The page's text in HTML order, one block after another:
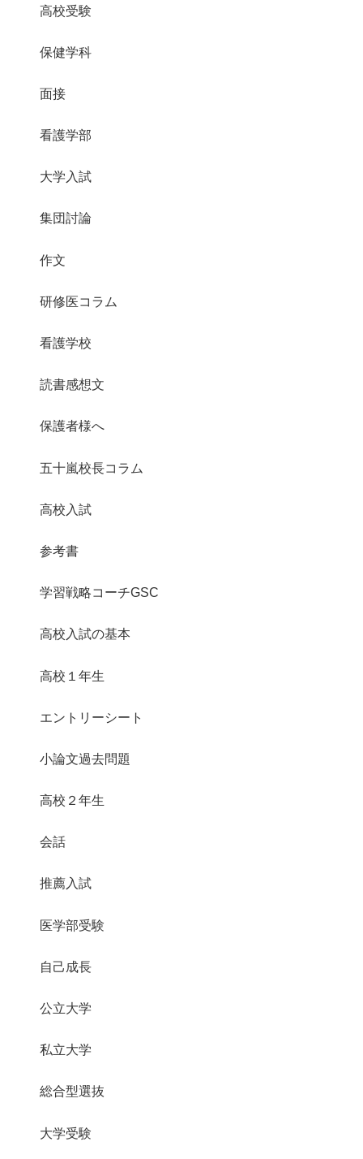
高校受験
保健学科
面接
看護学部
大学入試
集団討論
作文
研修医コラム
看護学校
読書感想文
保護者様へ
五十嵐校長コラム
高校入試
参考書
学習戦略コーチGSC
高校入試の基本
高校１年生
エントリーシート
小論文過去問題
高校２年生
会話
推薦入試
医学部受験
自己成長
公立大学
私立大学
総合型選抜
大学受験